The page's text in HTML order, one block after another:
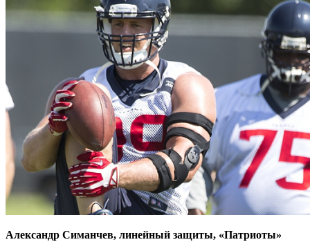
Александр Симанчев, линейный защиты, «Патриоты»